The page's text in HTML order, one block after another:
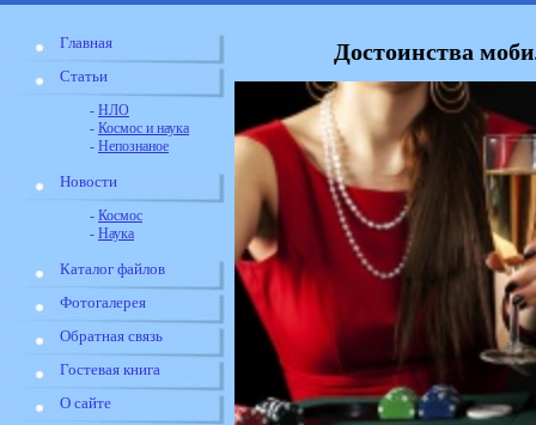
Главная
Статьи
- НЛО
- Космос и наука
- Непознаное
Новости
- Космос
- Наука
Каталог файлов
Фотогалерея
Обратная связь
Гостевая книга
О сайте
Достоинства